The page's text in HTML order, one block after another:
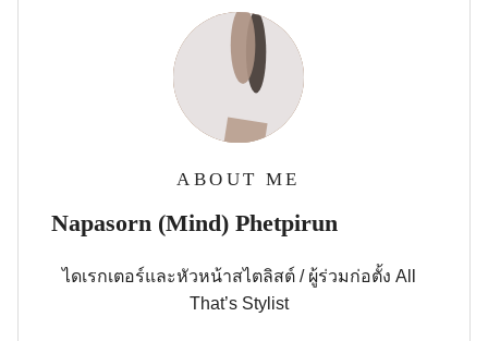
ABOUT ME
Napasorn (Mind) Phetpirun
ไดเรกเตอร์และหัวหน้าสไตลิสต์ / ผู้ร่วมก่อตั้ง All
That’s Stylist